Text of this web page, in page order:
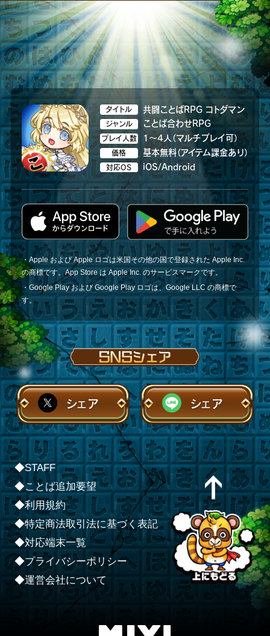
タイトル 共闘ことばRPG コトダマン
ジャンル ことば合わせRPG
プレイ人数 1～4人（マルチプレイ可）
価格 基本無料（アイテム課金あり）
対応OS iOS/Android
・Apple および Apple ロゴは米国その他の国で登録された Apple Inc.
の商標です。App Store は Apple Inc. のサービスマークです。
・Google Play および Google Play ロゴは、Google LLC の商標で
す。
シェア シェア
◆STAFF
◆ことば追加要望
◆利用規約
◆特定商法取引法に基づく表記
◆対応端末一覧
◆プライバシーポリシー
◆運営会社について